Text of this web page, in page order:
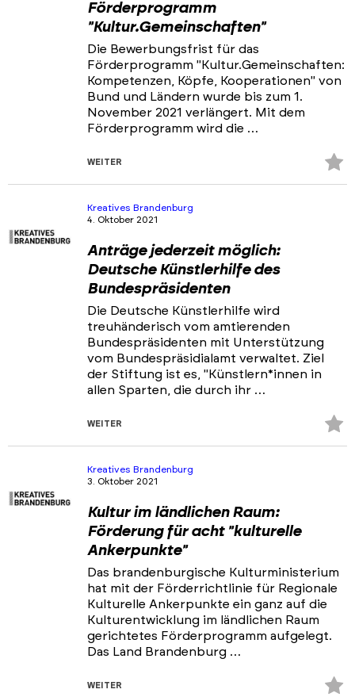
Förderprogramm
"Kultur.Gemeinschaften"
Die Bewerbungsfrist für das
Förderprogramm "Kultur.Gemeinschaften:
Kompetenzen, Köpfe, Kooperationen" von
Bund und Ländern wurde bis zum 1.
November 2021 verlängert. Mit dem
Förderprogramm wird die …
WEITER
Kreatives Brandenburg
4. Oktober 2021
Anträge jederzeit möglich:
Deutsche Künstlerhilfe des
Bundespräsidenten
Die Deutsche Künstlerhilfe wird
treuhänderisch vom amtierenden
Bundespräsidenten mit Unterstützung
vom Bundespräsidialamt verwaltet. Ziel
der Stiftung ist es, "Künstlern*innen in
allen Sparten, die durch ihr …
WEITER
Kreatives Brandenburg
3. Oktober 2021
Kultur im ländlichen Raum:
Förderung für acht "kulturelle
Ankerpunkte"
Das brandenburgische Kulturministerium
hat mit der Förderrichtlinie für Regionale
Kulturelle Ankerpunkte ein ganz auf die
Kulturentwicklung im ländlichen Raum
gerichtetes Förderprogramm aufgelegt.
Das Land Brandenburg …
WEITER